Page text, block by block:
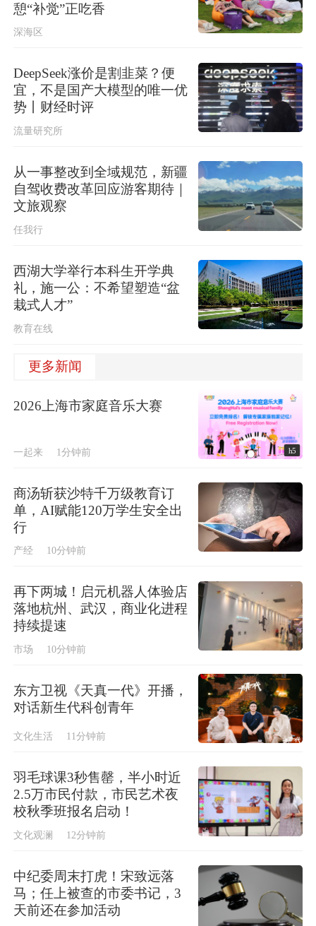
憩“补觉”正吃香
深海区
DeepSeek涨价是割韭菜？便
宜，不是国产大模型的唯一优
势丨财经时评
流量研究所
从一事整改到全域规范，新疆
自驾收费改革回应游客期待｜
文旅观察
任我行
西湖大学举行本科生开学典
礼，施一公：不希望塑造“盆
栽式人才”
教育在线
更多新闻
2026上海市家庭音乐大赛
一起来 1分钟前 h5
商汤斩获沙特千万级教育订
单，AI赋能120万学生安全出
行
产经 10分钟前
再下两城！启元机器人体验店
落地杭州、武汉，商业化进程
持续提速
市场 10分钟前
东方卫视《天真一代》开播，
对话新生代科创青年
文化生活 11分钟前
羽毛球课3秒售罄，半小时近
2.5万市民付款，市民艺术夜
校秋季班报名启动！
文化观澜 12分钟前
中纪委周末打虎！宋致远落
马；任上被查的市委书记，3
天前还在参加活动